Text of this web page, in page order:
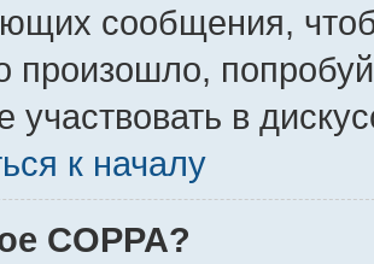
сообщения,
произошло,
участвовать в
к началу
COPPA?